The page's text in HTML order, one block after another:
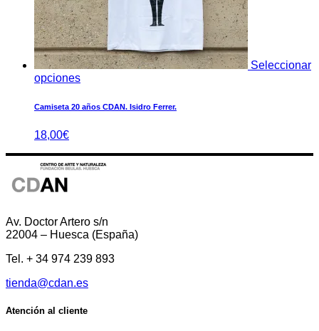
Seleccionar
opciones
Camiseta 20 años CDAN. Isidro Ferrer.
18,00€
Av. Doctor Artero s/n
22004 – Huesca (España)
Tel. + 34 974 239 893
tienda@cdan.es
Atención al cliente